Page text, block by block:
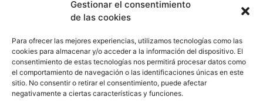
Gestionar el consentimiento
de las cookies
Para ofrecer las mejores experiencias, utilizamos tecnologías como las
cookies para almacenar y/o acceder a la información del dispositivo. El
consentimiento de estas tecnologías nos permitirá procesar datos como
el comportamiento de navegación o las identificaciones únicas en este
sitio. No consentir o retirar el consentimiento, puede afectar
negativamente a ciertas características y funciones.
Legitimación: Consentimiento del interesado según lo dispuesto en el
Reglamento (UE) 2016/679 y la LOPDGDD 3/2018.
Destinatarios: Fichero interno automatizado de MAMA PSICÓLOGA y
que se establezca cuando exista autorización legal por el usuario para
hacerlo.
Derechos: Acceso, rectificación, cesión, oposición y derecho al olvido.
Información adicional: Puede obtener toda la Información adicional y
detallada que precise sobre el tratamiento y protección de sus datos
personales en el enlacePolítica de Privacidad